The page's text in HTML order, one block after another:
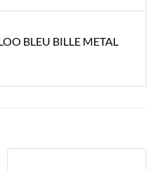
BLEU BILLE METAL